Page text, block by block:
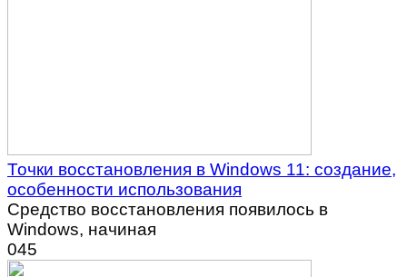
Точки восстановления в Windows 11: создание,
особенности использования
Средство восстановления появилось в
Windows, начиная
045